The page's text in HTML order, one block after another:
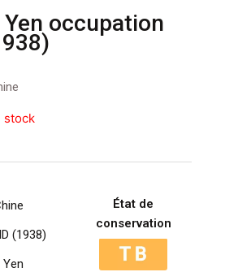
occupation
stock
(1938)
Yen
État de
conservation